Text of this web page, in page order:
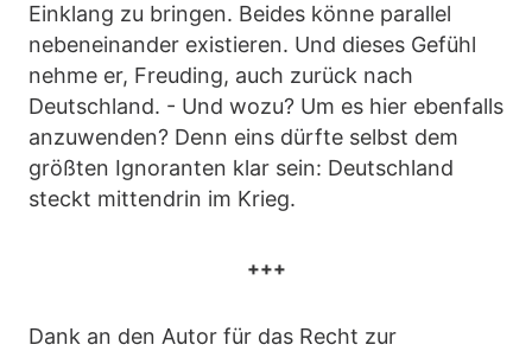
Einklang zu bringen. Beides könne parallel
nebeneinander existieren. Und dieses Gefühl
nehme er, Freuding, auch zurück nach
Deutschland. - Und wozu? Um es hier ebenfalls
anzuwenden? Denn eins dürfte selbst dem
größten Ignoranten klar sein: Deutschland
steckt mittendrin im Krieg.
+++
Dank an den Autor für das Recht zur